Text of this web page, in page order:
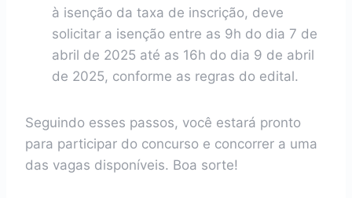
à isenção da taxa de inscrição, deve
solicitar a isenção entre as 9h do dia 7 de
abril de 2025 até as 16h do dia 9 de abril
de 2025, conforme as regras do edital.
Seguindo esses passos, você estará pronto
para participar do concurso e concorrer a uma
das vagas disponíveis. Boa sorte!